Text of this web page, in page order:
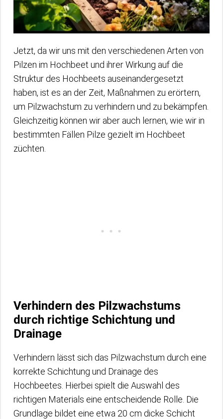
Jetzt, da wir uns mit den verschiedenen Arten von
Pilzen im Hochbeet und ihrer Wirkung auf die
Struktur des Hochbeets auseinandergesetzt
haben, ist es an der Zeit, Maßnahmen zu erörtern,
um Pilzwachstum zu verhindern und zu bekämpfen.
Gleichzeitig können wir aber auch lernen, wie wir in
bestimmten Fällen Pilze gezielt im Hochbeet
züchten.
Verhindern des Pilzwachstums
durch richtige Schichtung und
Drainage
Verhindern lässt sich das Pilzwachstum durch eine
korrekte Schichtung und Drainage des
Hochbeetes. Hierbei spielt die Auswahl des
richtigen Materials eine entscheidende Rolle. Die
Grundlage bildet eine etwa 20 cm dicke Schicht